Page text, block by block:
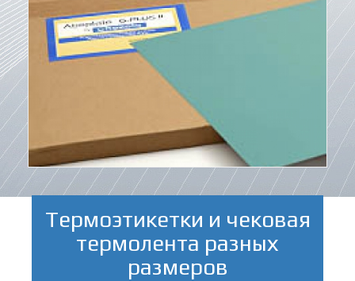
Термоэтикетки и чековая
термолента разных
размеров